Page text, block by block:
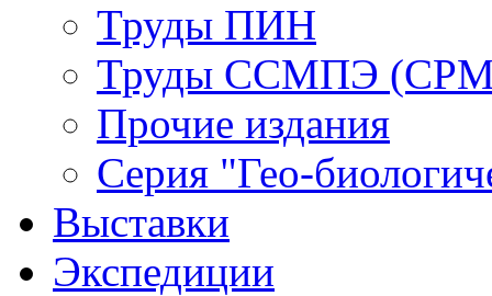
Труды ПИН
Труды ССМПЭ
Прочие издания
Серия "Гео-
Выставки
Экспедиции